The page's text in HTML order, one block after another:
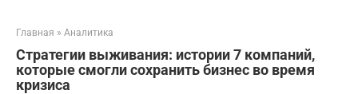
Главная » Аналитика
Стратегии выживания: истории 7 компаний,
которые смогли сохранить бизнес во время
кризиса